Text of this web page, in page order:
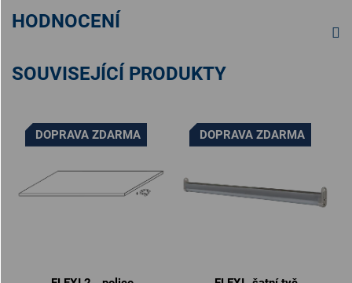
HODNOCENÍ
SOUVISEJÍCÍ PRODUKTY
DOPRAVA ZDARMA DOPRAVA ZDARMA